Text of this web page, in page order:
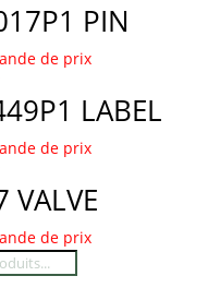
PIN
de prix
LABEL
de prix
VALVE
de prix